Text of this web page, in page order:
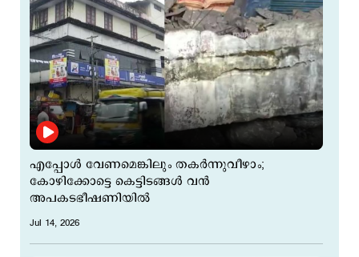
എപ്പോൾ വേണമെങ്കിലും തകർന്നുവീഴാം;
കോഴിക്കോട്ടെ കെട്ടിടങ്ങൾ വൻ
അപകടഭീഷണിയിൽ
Jul 14, 2026